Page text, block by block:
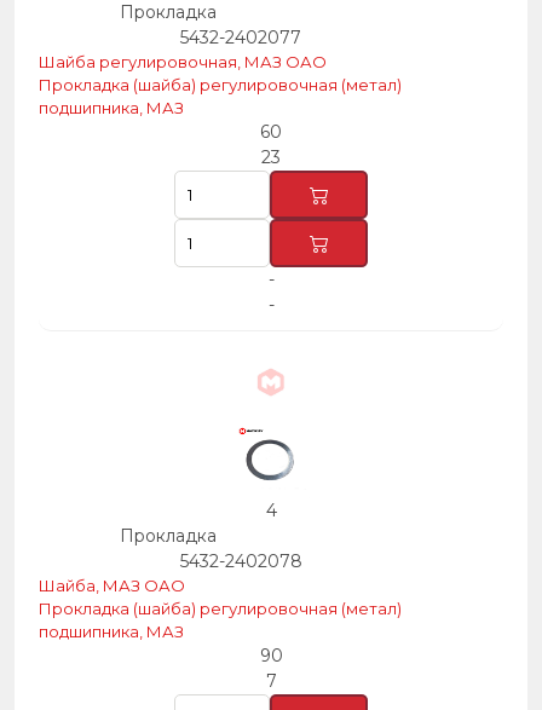
Прокладка
5432-2402077
Шайба регулировочная, МАЗ ОАО
Прокладка (шайба) регулировочная (метал)
подшипника, МАЗ
60
23
-
-
4
Прокладка
5432-2402078
Шайба, МАЗ ОАО
Прокладка (шайба) регулировочная (метал)
подшипника, МАЗ
90
7